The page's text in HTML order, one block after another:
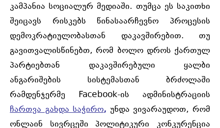
კამპანია სოციალურ მედიაში. თუმცა ეს საკითხი
შეიცავს რისკებს წინასაარჩევნო პროცესის
დემოკრატიულობასთან დაკავშირებით. თუ
გავითვალისწინებთ, რომ ბოლო დროს ქართულ
პარტიებთან დაკავშირებული ყალბი
ანგარიშების სისტემასთან ბრძოლაში
რამდენჯერმე Facebook-ის ადმინისტრაციის
ჩართვა გახდა საჭირო, უნდა ვივარაუდოთ, რომ
ონლაინ სივრცეში პოლიტიკური კონკურენცია